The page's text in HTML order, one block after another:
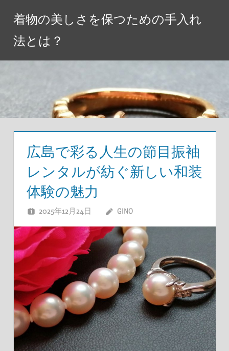
ス
キ
着物の美しさを保つための手入れ
法とは？
広島で彩る人生の節目振袖
レンタルが紡ぐ新しい和装
体験の魅力
2025年12月24日 GINO